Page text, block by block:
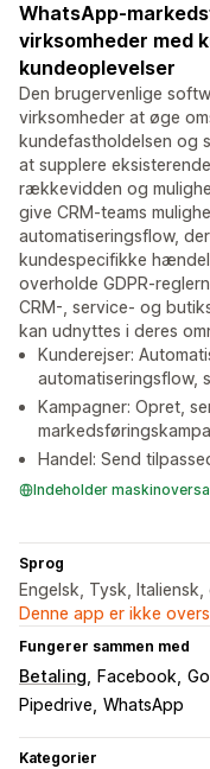
WhatsApp-
virksomheder med
kundeoplevelser
Den brugervenlige
virksomheder at øge
kundefastholdelsen og
at supplere
rækkevidden og
give CRM-teams
automatiseringsflow,
kundespecifikke
overholde GDPR-
CRM-, service- og
kan udnyttes i deres
Kunderejser:
automatiseringsflow,
Kampagner: Opret,
Handel: Send
Indeholder
Sprog
Engelsk, Tysk,
Denne app er ikke
Fungerer sammen med
Betaling Facebook
Pipedrive WhatsApp
Kategorier